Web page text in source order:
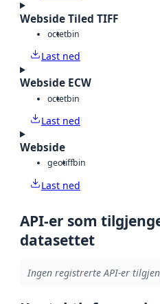
Webside Tiled TIFF
octetbin
Last ned
Webside ECW
octetbin
Last ned
Webside
geotiffbin
Last ned
API-er som
datasettet
Ingen registrerte API-er